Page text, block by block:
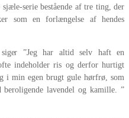
serie bestående af tre ting, der
som en forlængelse af hendes
”Jeg har altid selv haft en
indeholder ris og derfor hurtigt
i min egen brugt gule hørfrø, som
beroligende lavendel og kamille. ”